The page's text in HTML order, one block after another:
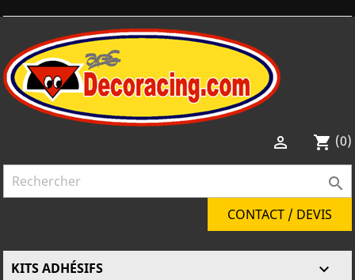
 shopping_cart (0)

CONTACT / DEVIS

KITS ADHÉSIFS